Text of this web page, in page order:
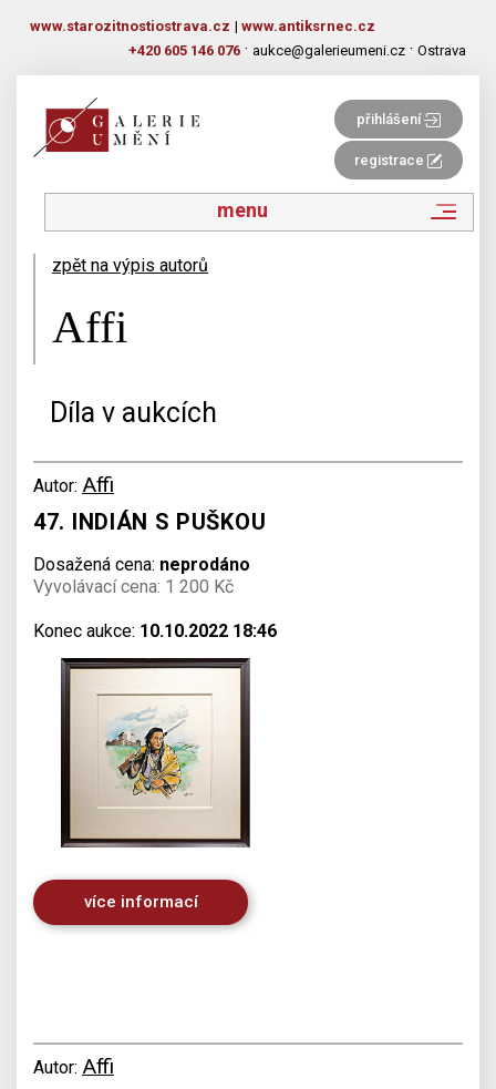
www.starozitnostiostrava.cz | www.antiksrnec.cz
+420 605 146 076 · aukce@galerieumeni.cz · Ostrava
přihlášení
registrace
menu
zpět na výpis autorů
Affi
Díla v aukcích
Autor: Affi
47. INDIÁN S PUŠKOU
Dosažená cena: neprodáno
Vyvolávací cena: 1 200 Kč
Konec aukce: 10.10.2022 18:46
více informací
Autor: Affi